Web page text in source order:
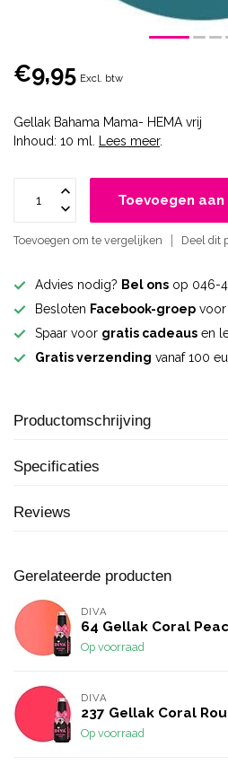
€9,95 Excl. btw
Gellak Bahama Mama- HEMA vrij
Inhoud: 10 ml.
Lees meer.
Toevoegen
Toevoegen om te vergelijken Deel dit
Advies nodig? Bel ons op 046-
Besloten Facebook-groep voor
Spaar voor gratis cadeaus en
Gratis verzending vanaf 100
Productomschrijving
Specificaties
Reviews
Gerelateerde producten
DIVA
64 Gellak Coral
Op voorraad
DIVA
237 Gellak Coral
Op voorraad